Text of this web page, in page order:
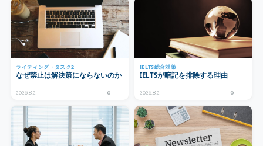
ライティング・タスク2
なぜ禁止は解決策にならないのか
2026.8.2 0
IELTS総合対策
IELTSが暗記を排除する理由
2026.8.2 0